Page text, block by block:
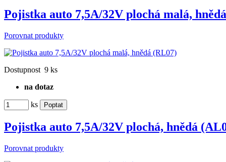
Pojistka auto 7,5A/32V plochá malá,
Porovnat produkty
Dostupnost 9 ks
na dotaz
ks
Pojistka auto 7,5A/32V plochá, hnědá
Porovnat produkty